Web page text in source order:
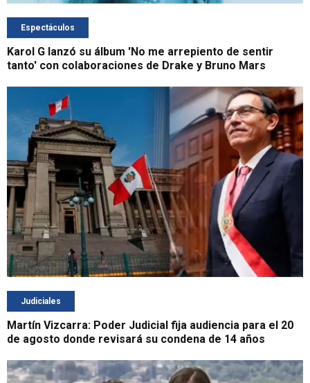
Espectáculos
Karol G lanzó su álbum 'No me arrepiento de sentir
tanto' con colaboraciones de Drake y Bruno Mars
Judiciales
Martín Vizcarra: Poder Judicial fija audiencia para el 20
de agosto donde revisará su condena de 14 años